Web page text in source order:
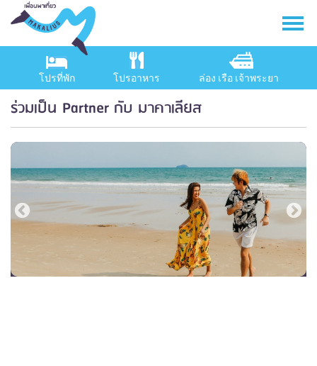
โปรที่พัก โปรอาหาร ล่อง เรือ เจ้าพระยา
ร่วมเป็น Partner กับ มาคาเลียส